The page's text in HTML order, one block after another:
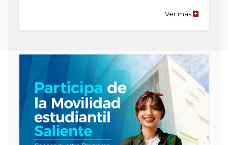
Ver másde
Movilidad
Estudiantil
Saliente
No.05-
2024